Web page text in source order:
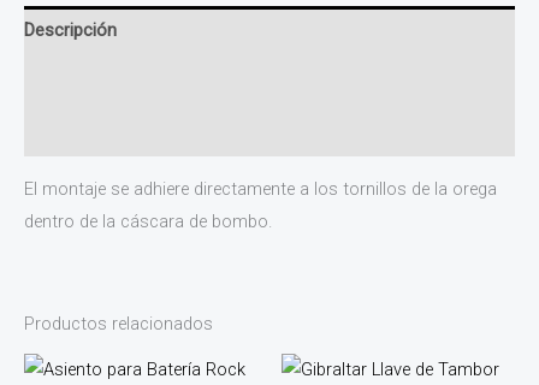
Descripción
El montaje se adhiere directamente a los tornillos de la orega
dentro de la cáscara de bombo.
Productos relacionados